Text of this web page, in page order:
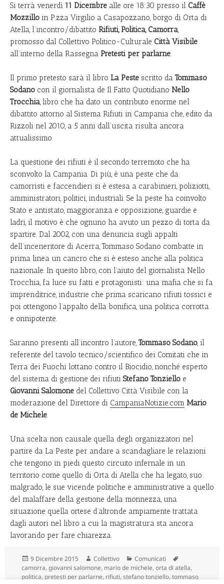
Si terrà venerdì 11 Dicembre alle ore 18:30 presso il Caffè
Mozzillo in P.zza Virgilio a Casapozzano, borgo di Orta di
Atella, l’incontro/dibattito Rifiuti, Politica, Camorra
promosso dal Collettivo Politico-Culturale Città Visibile
all’interno della Rassegna Pretesti per parlarne
Il primo pretesto sarà il libro La Peste scritto da Tommaso
Sodano con il giornalista de Il Fatto Quotidiano Nello
Trocchia , libro che ha dato un contributo enorme nel
dibattito attorno al Sistema Rifiuti in Campania che, edito da
Rizzoli nel 2010, a 5 anni dall’uscita risulta ancora
attualissimo.
La questione dei rifiuti è il secondo terremoto che ha
sconvolto la Campania. Di più, è una peste che da
camorristi e faccendieri si è estesa a carabinieri, poliziotti,
amministratori, politici, industriali. Se la peste ha coinvolto
Stato e antistato, maggioranza e opposizione, guardie e
ladri, il motivo è che ognuno ha avuto un pezzo di torta da
spartire. Dal 2002, con una denuncia sugli appalti
dell’inceneritore di Acerra, Tommaso Sodano combatte in
prima linea un cancro che si è esteso anche alla politica
nazionale. In questo libro, con l’aiuto del giornalista Nello
Trocchia, fa luce su fatti e protagonisti: una mafia che si fa
imprenditrice, industrie che prima scaricano rifiuti tossici e
poi ottengono l’appalto della bonifica, una politica corrotta
e onnipotente.
Saranno presenti all’incontro l’autore, Tommaso Sodano , il
referente del tavolo tecnico/scientifico dei Comitati che in
Terra dei Fuochi lottano contro il Biocidio, nonché esperto
del sistema di gestione dei rifiuti Stefano Tonziello e
Giovanni Salomone del Collettivo Città Visibile con la
moderazione del Direttore di CampaniaNotizie.com Mario
de Michele
Una scelta non causale quella degli organizzatori nel
partire da La Peste per andare a scandagliare le relazioni
che tengono in piedi questo circuito infernale in un
territorio come quello di Orta di Atella che ha legato, suo
malgrado, le sue vicende politiche e amministrative a quello
del malaffare della gestione della monnezza , una
situazione quella ortese d’altronde ampiamente trattata
dagli autori nel libro a cui la magistratura sta ancora
lavorando per fare chiarezza.
Scritto
il
9 Dicembre 2015 Autore
Collettivo Categorie
Comunicati
camorra, giovanni salomone, mario de michele, orta di atella,
politica, pretesti per parlarne, rifiuti, stefano tonziello, tommaso